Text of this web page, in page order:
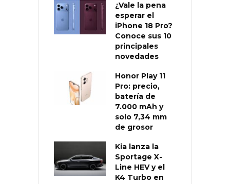
¿Vale la pena
esperar el
iPhone 18 Pro?
Conoce sus 10
principales
novedades
Honor Play 11
Pro: precio,
batería de
7.000 mAh y
solo 7,34 mm
de grosor
Kia lanza la
Sportage X-
Line HEV y el
K4 Turbo en